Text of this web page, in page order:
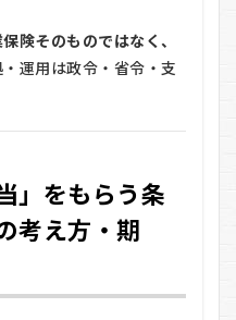
険そのものではなく、
運用は政令・省令・支
」をもらう条
考え方・期